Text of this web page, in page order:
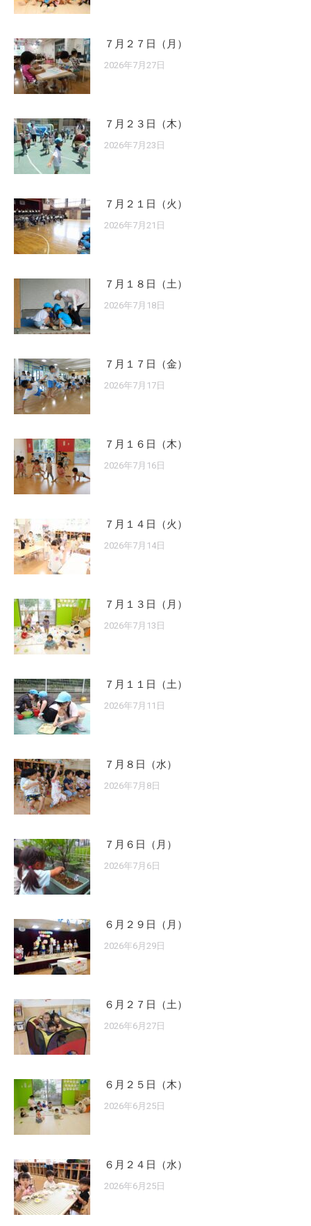
７月２７日（月）
2026年7月27日
７月２３日（木）
2026年7月23日
７月２１日（火）
2026年7月21日
７月１８日（土）
2026年7月18日
７月１７日（金）
2026年7月17日
７月１６日（木）
2026年7月16日
７月１４日（火）
2026年7月14日
７月１３日（月）
2026年7月13日
７月１１日（土）
2026年7月11日
７月８日（水）
2026年7月8日
７月６日（月）
2026年7月6日
６月２９日（月）
2026年6月29日
６月２７日（土）
2026年6月27日
６月２５日（木）
2026年6月25日
６月２４日（水）
2026年6月25日